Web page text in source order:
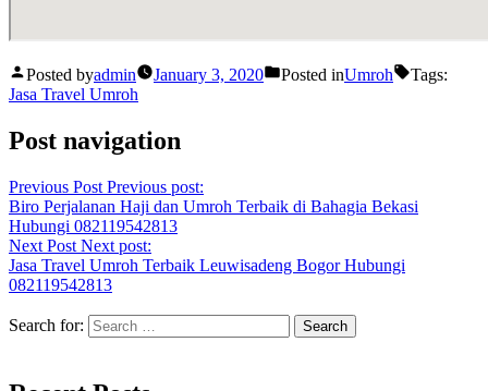
Posted byadmin January 3, 2020 Posted inUmroh
Tags:
Jasa Travel Umroh
Post navigation
Previous Post Previous post:
Biro Perjalanan Haji dan Umroh Terbaik di Bahagia Bekasi
Hubungi 082119542813
Next Post Next post:
Jasa Travel Umroh Terbaik Leuwisadeng Bogor Hubungi
082119542813
Search for: